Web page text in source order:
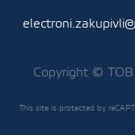
Copyright © ТОВ
This site is protected by